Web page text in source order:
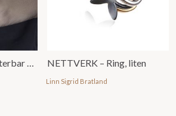
NETTVERK – Ring, liten
Linn Sigrid Bratland